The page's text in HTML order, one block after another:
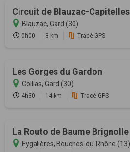
Circuit de Blauzac-Capitelles
Blauzac, Gard (30)
0h00 8 km Tracé GPS
Les Gorges du Gardon
Collias, Gard (30)
4h30 14 km Tracé GPS
La Routo de Baume Brignolle
Eygalières, Bouches-du-Rhône (13)